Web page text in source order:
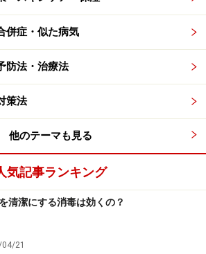
状だけでもつらいものです。
併症・似た病気
防法・治療法
策法
他のテーマも見る
気記事ランキング
清潔にする消毒は効くの？
21